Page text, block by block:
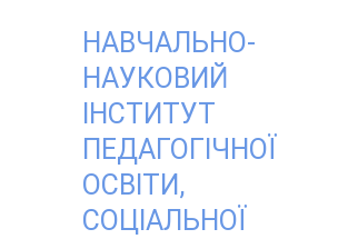
НАВЧАЛЬНО-
НАУКОВИЙ
ІНСТИТУТ
ПЕДАГОГІЧНОЇ
ОСВІТИ,
СОЦІАЛЬНОЇ